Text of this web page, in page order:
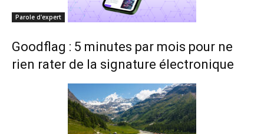
Parole d'expert
Goodflag : 5 minutes par mois pour ne
rien rater de la signature électronique